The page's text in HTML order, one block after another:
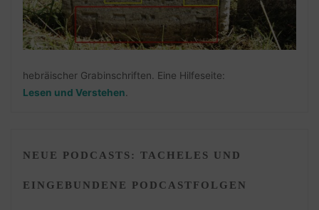
hebräischer Grabinschriften. Eine Hilfeseite:
Lesen und Verstehen
NEUE PODCASTS: TACHELES UND
EINGEBUNDENE PODCASTFOLGEN